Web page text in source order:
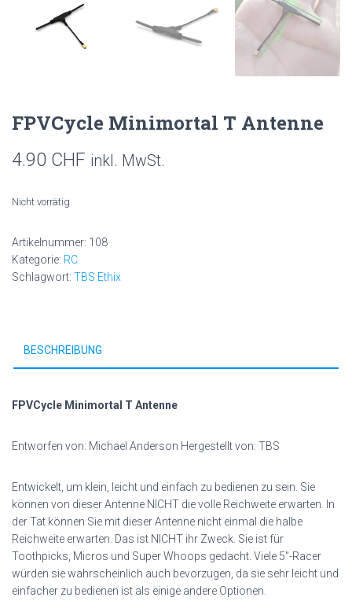
FPVCycle Minimortal T Antenne
4.90 CHF inkl. MwSt.
Nicht vorrätig
Artikelnummer: 108
Kategorie: RC
Schlagwort: TBS Ethix
BESCHREIBUNG
FPVCycle Minimortal T Antenne
Entworfen von: Michael Anderson Hergestellt von: TBS
Entwickelt, um klein, leicht und einfach zu bedienen zu sein. Sie
können von dieser Antenne NICHT die volle Reichweite erwarten. In
der Tat können Sie mit dieser Antenne nicht einmal die halbe
Reichweite erwarten. Das ist NICHT ihr Zweck. Sie ist für
Toothpicks, Micros und Super Whoops gedacht. Viele 5″-Racer
würden sie wahrscheinlich auch bevorzugen, da sie sehr leicht und
einfacher zu bedienen ist als einige andere Optionen.